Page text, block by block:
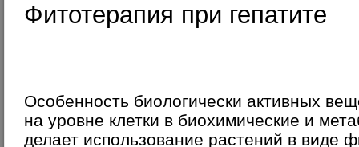
Фитотерапия при гепатите
Особенность биологически активных
на уровне клетки в биохимические и
делает использование растений в виде